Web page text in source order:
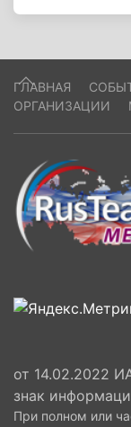
ГЛАВНАЯ
ОРГАНИЗАЦИИ
от 14.02.2022
знак
При полном или